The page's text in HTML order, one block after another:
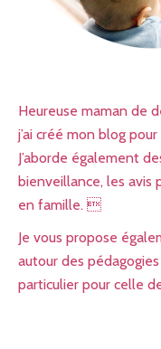
Heureuse maman de
j’ai créé mon blog
J’aborde également
bienveillance, les avis
en famille. 
Je vous propose
autour des
particulier pour celle